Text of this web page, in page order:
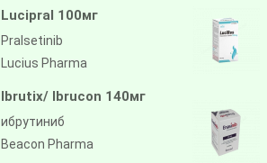
Lucipral 100мг
Pralsetinib
Lucius Pharma
Ibrutix/ Ibrucon 140мг
ибрутиниб
Beacon Pharma